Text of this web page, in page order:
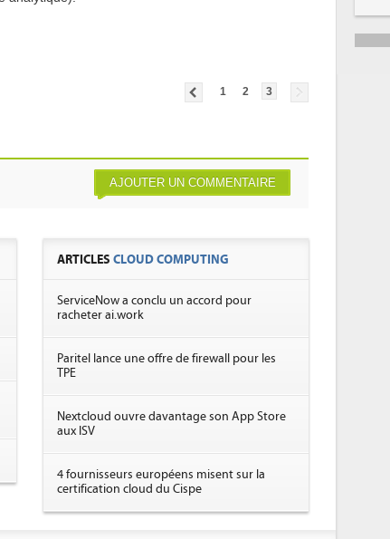
1 2 3
AJOUTER UN COMMENTAIRE
ARTICLESCLOUD COMPUTING
ServiceNow a conclu un accord pour
racheter ai.work
Paritel lance une offre de firewall pour les
TPE
Nextcloud ouvre davantage son App Store
aux ISV
4 fournisseurs européens misent sur la
certification cloud du Cispe